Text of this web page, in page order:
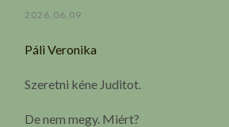
2026.06.09.
Páli Veronika
Szeretni kéne Juditot.
De nem megy. Miért?